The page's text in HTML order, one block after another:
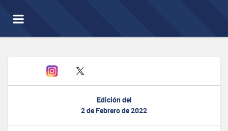
Toggle
navigation
Edición del
2 de Febrero de 2022